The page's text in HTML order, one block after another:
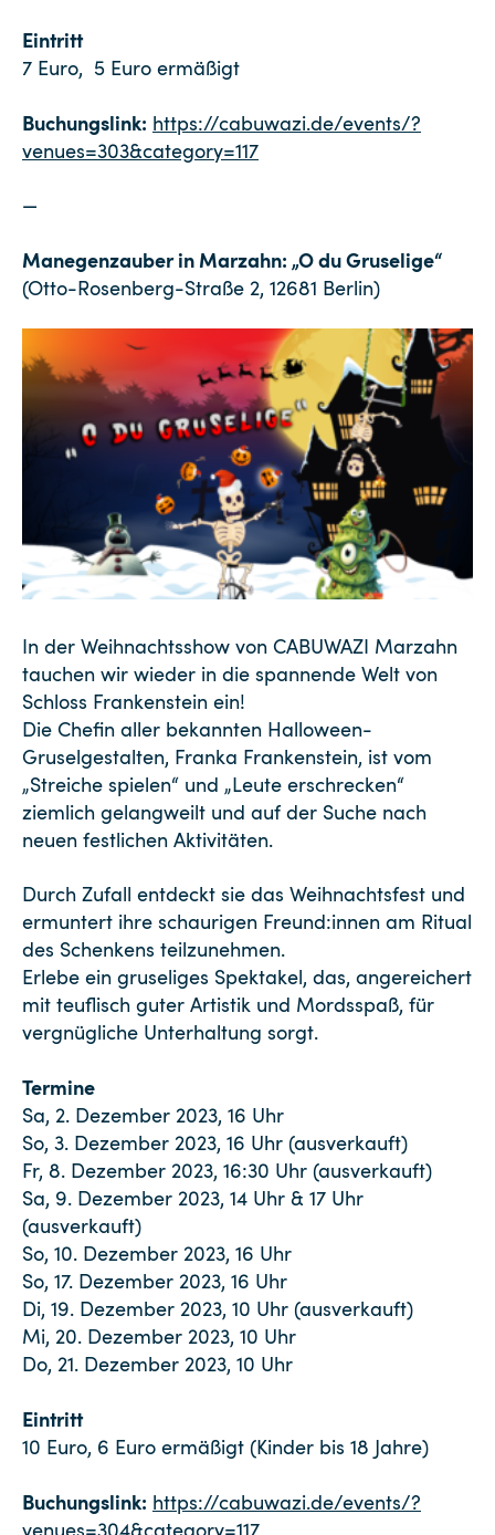
Eintritt
7 Euro, 5 Euro ermäßigt
Buchungslink: https://cabuwazi.de/events/?
venues=303&category=117
—
Manegenzauber in Marzahn: „O du Gruselige“
(Otto-Rosenberg-Straße 2, 12681 Berlin)
In der Weihnachtsshow von CABUWAZI Marzahn
tauchen wir wieder in die spannende Welt von
Schloss Frankenstein ein!
Die Chefin aller bekannten Halloween-
Gruselgestalten, Franka Frankenstein, ist vom
„Streiche spielen“ und „Leute erschrecken“
ziemlich gelangweilt und auf der Suche nach
neuen festlichen Aktivitäten.
Durch Zufall entdeckt sie das Weihnachtsfest und
ermuntert ihre schaurigen Freund:innen am Ritual
des Schenkens teilzunehmen.
Erlebe ein gruseliges Spektakel, das, angereichert
mit teuflisch guter Artistik und Mordsspaß, für
vergnügliche Unterhaltung sorgt.
Termine
Sa, 2. Dezember 2023, 16 Uhr
So, 3. Dezember 2023, 16 Uhr (ausverkauft)
Fr, 8. Dezember 2023, 16:30 Uhr (ausverkauft)
Sa, 9. Dezember 2023, 14 Uhr & 17 Uhr
(ausverkauft)
So, 10. Dezember 2023, 16 Uhr
So, 17. Dezember 2023, 16 Uhr
Di, 19. Dezember 2023, 10 Uhr (ausverkauft)
Mi, 20. Dezember 2023, 10 Uhr
Do, 21. Dezember 2023, 10 Uhr
Eintritt
10 Euro, 6 Euro ermäßigt (Kinder bis 18 Jahre)
Buchungslink: https://cabuwazi.de/events/?
venues=304&category=117